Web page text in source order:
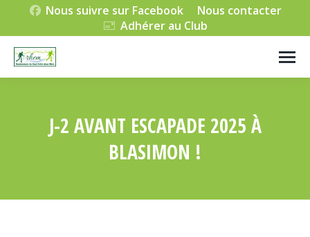
Nous suivre sur Facebook
Nous contacter
Adhérer au Club
J-2 AVANT ESCAPADE 2025 À
BLASIMON !